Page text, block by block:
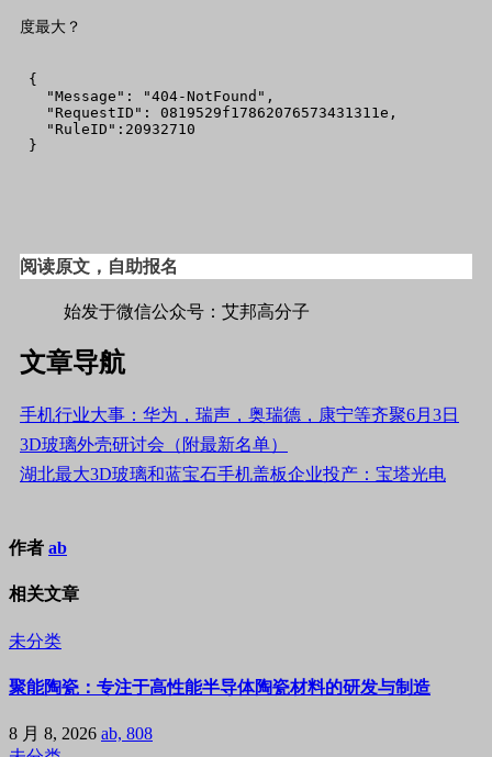
度最大？
阅读原文，自助报名
始发于微信公众号：艾邦高分子
文章导航
手机行业大事：华为，瑞声，奥瑞德，康宁等齐聚6月3日
3D玻璃外壳研讨会（附最新名单）
湖北最大3D玻璃和蓝宝石手机盖板企业投产：宝塔光电
作者 ab
相关文章
未分类
聚能陶瓷：专注于高性能半导体陶瓷材料的研发与制造
8 月 8, 2026 ab, 808